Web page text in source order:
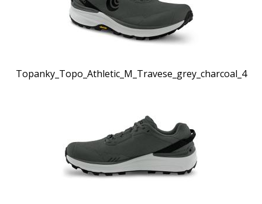
Topanky_Topo_Athletic_M_Travese_grey_charcoal_4